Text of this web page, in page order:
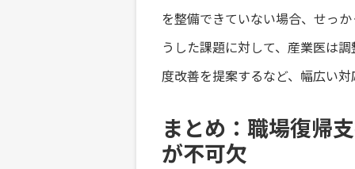
を整備できていない場合、せっ
うした課題に対して、産業医は
度改善を提案するなど、幅広い対
まとめ：職場復帰
が不可欠